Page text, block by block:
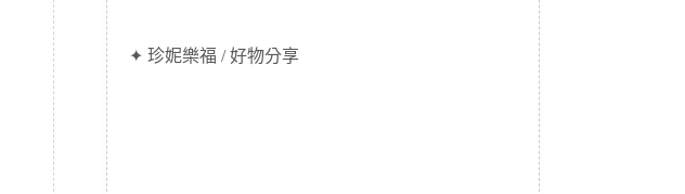
✦ 珍妮樂福 / 好物分享